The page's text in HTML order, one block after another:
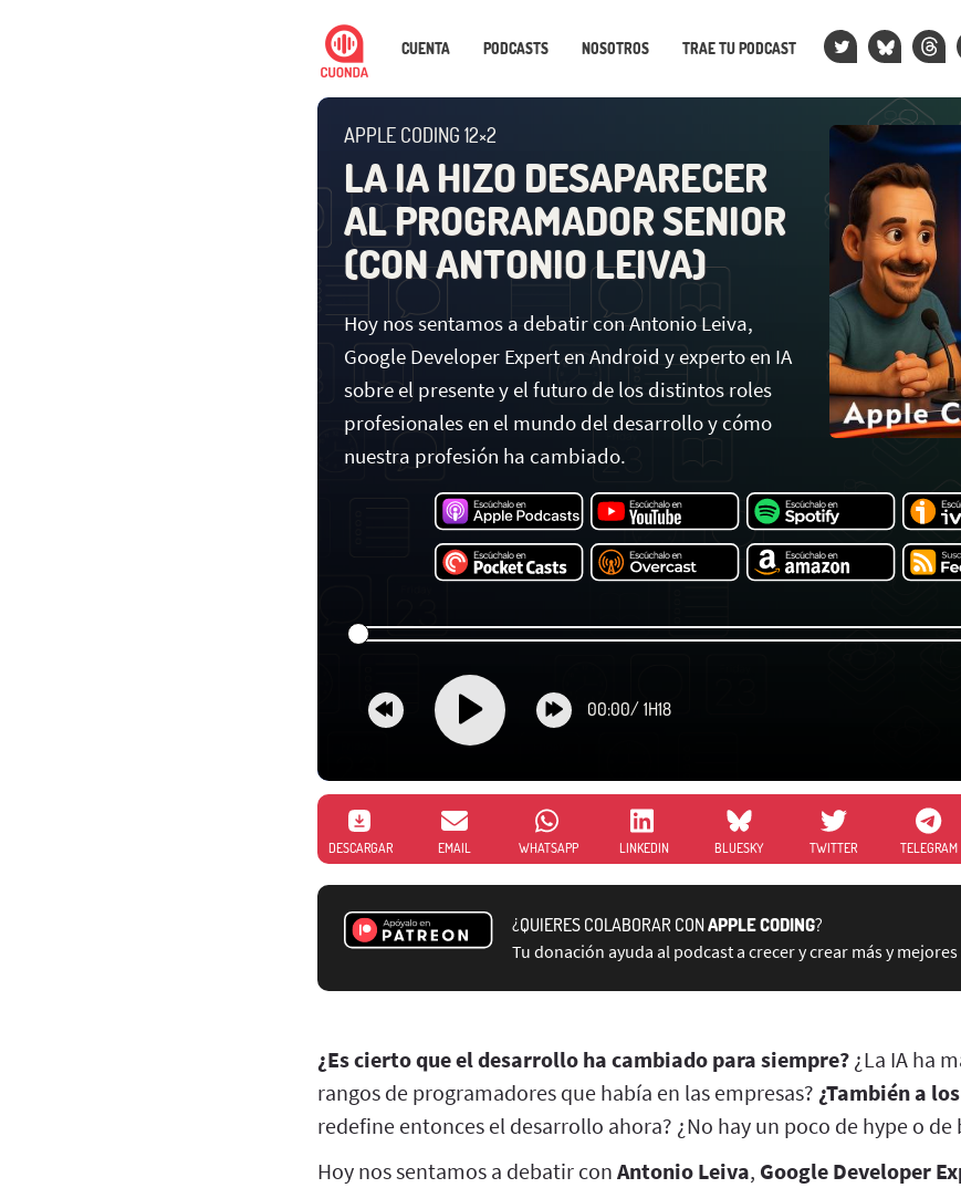
CUENTA PODCASTS NOSOTROS TRAE TU PODCAST
APPLE CODING 12×2
LA IA HIZO DESAPARECER
AL PROGRAMADOR SENIOR
(CON ANTONIO LEIVA)
Hoy nos sentamos a debatir con Antonio Leiva,
Google Developer Expert en Android y experto en IA
sobre el presente y el futuro de los distintos roles
profesionales en el mundo del desarrollo y cómo
nuestra profesión ha cambiado.
00:00/ 1H18
DESCARGAR EMAIL WHATSAPP LINKEDIN BLUESKY TWITTER TELEGRAM
¿QUIERES COLABORAR CONAPPLE CODING?
Tu donación ayuda al podcast a crecer y crear más y
¿Es cierto que el desarrollo ha cambiado para siempre? ¿La IA ha
rangos de programadores que había en las empresas? ¿También a
redefine entonces el desarrollo ahora? ¿No hay un poco de hype o
Hoy nos sentamos a debatir con Antonio Leiva, Google Developer